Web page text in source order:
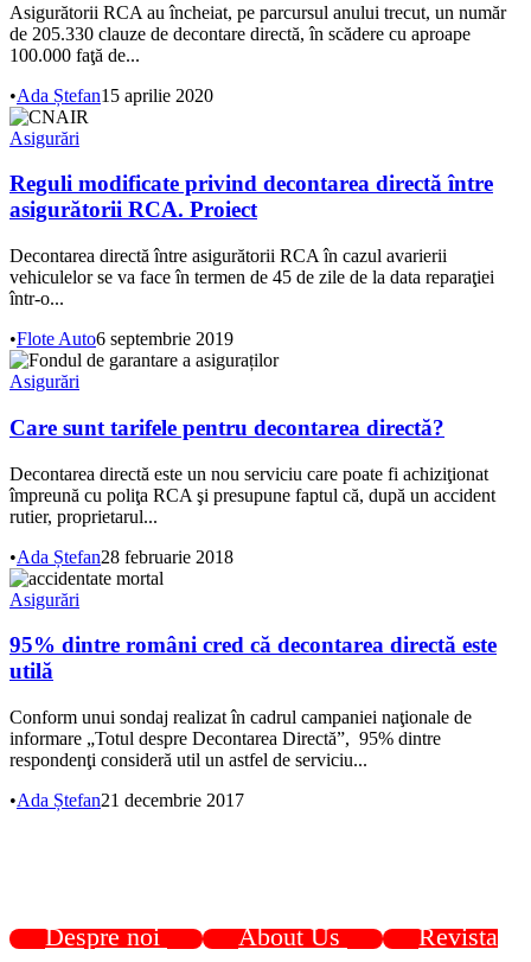
Asigurătorii RCA au încheiat, pe parcursul anului trecut, un număr
de 205.330 clauze de decontare directă, în scădere cu aproape
100.000 faţă de...
•Ada Ștefan15 aprilie 2020
Asigurări
Reguli modificate privind decontarea directă între
asigurătorii RCA. Proiect
Decontarea directă între asigurătorii RCA în cazul avarierii
vehiculelor se va face în termen de 45 de zile de la data reparaţiei
într-o...
•Flote Auto6 septembrie 2019
Asigurări
Care sunt tarifele pentru decontarea directă?
Decontarea directă este un nou serviciu care poate fi achiziţionat
împreună cu poliţa RCA şi presupune faptul că, după un accident
rutier, proprietarul...
•Ada Ștefan28 februarie 2018
Asigurări
95% dintre români cred că decontarea directă este
utilă
Conform unui sondaj realizat în cadrul campaniei naţionale de
informare „Totul despre Decontarea Directă”, 95% dintre
respondenţi consideră util un astfel de serviciu...
•Ada Ștefan21 decembrie 2017
Despre noi About Us
Revista